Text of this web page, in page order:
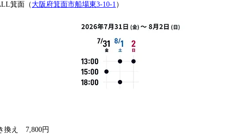
箕面（大阪府箕面市船場東3-10-1 ）
換え　7,800円